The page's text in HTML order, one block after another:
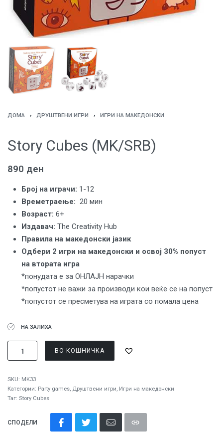
ДОМА › ДРУШТВЕНИ ИГРИ › ИГРИ НА МАКЕДОНСКИ
Story Cubes (MK/SRB)
890 ден
Број на играчи: 1-12
Времетраење: 20 мин
Вoзраст: 6+
Издавач:The Creativity Hub
Правила на македонски јазик
Одбери 2 игри на македонски и освој 30% попуст
на втората игра
*понудата е за ОНЛАЈН нарачки
*попустот не важи за производи кои веќе се на попуст
*попустот се пресметува на играта со помала цена
НА ЗАЛИХА
ВО КОШНИЧКА
SKU: MK33
Категории: Party games, Друштвени игри, Игри на македонски
Таг: Story Cubes
СПОДЕЛИ